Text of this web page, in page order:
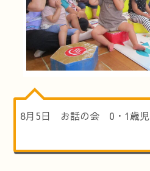
8月5日 お話の会 0・1歳児